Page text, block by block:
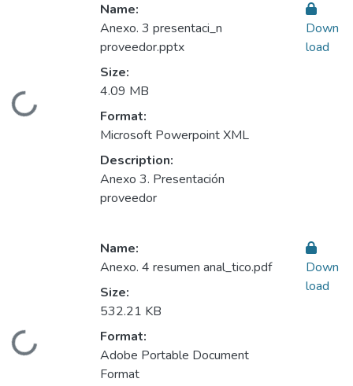
Loading...
Name:
Anexo. 3 presentaci_n
proveedor.pptx
Size:
4.09 MB
Format:
Microsoft Powerpoint XML
Description:
Anexo 3. Presentación
proveedor
Down
load
Loading...
Name:
Anexo. 4 resumen anal_tico.pdf
Size:
532.21 KB
Format:
Adobe Portable Document
Format
Down
load